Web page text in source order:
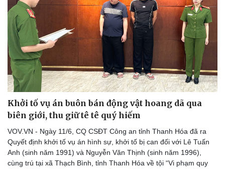
Khởi tố vụ án buôn bán động vật hoang dã qua
biên giới, thu giữ tê tê quý hiếm
VOV.VN - Ngày 11/6, CQ CSĐT Công an tỉnh Thanh Hóa đã ra
Quyết định khởi tố vụ án hình sự, khởi tố bị can đối với Lê Tuấn
Anh (sinh năm 1991) và Nguyễn Văn Thịnh (sinh năm 1996),
cùng trú tại xã Thạch Bình, tỉnh Thanh Hóa về tội “Vi phạm quy